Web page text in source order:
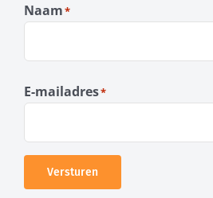
Naam*
E-mailadres*
Versturen